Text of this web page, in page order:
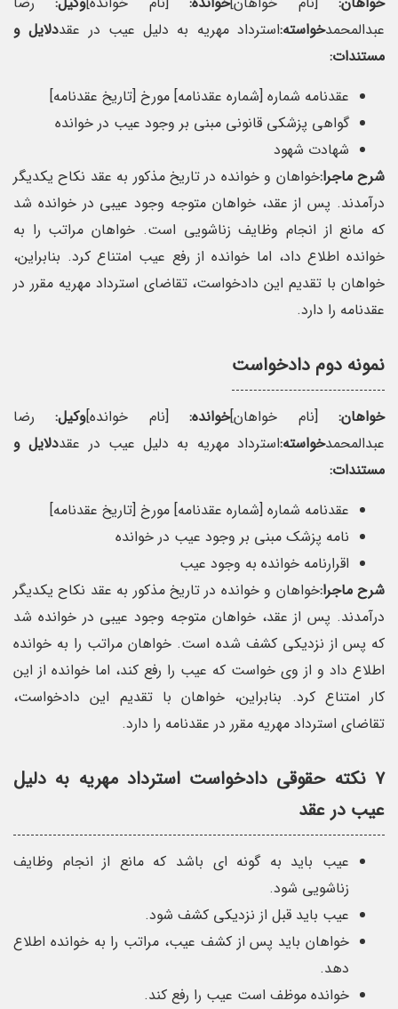
عبدالمحمدخواسته:استرداد مهریه به دلیل عیب در عقددلایل و
مستندات:
عقدنامه شماره [شماره عقدنامه] مورخ [تاریخ عقدنامه]
گواهی پزشکی قانونی مبنی بر وجود عیب در خوانده
شهادت شهود
شرح ماجرا:خواهان و خوانده در تاریخ مذکور به عقد نکاح یکدیگر
درآمدند. پس از عقد، خواهان متوجه وجود عیبی در خوانده شد
که مانع از انجام وظایف زناشویی است. خواهان مراتب را به
خوانده اطلاع داد، اما خوانده از رفع عیب امتناع کرد. بنابراین،
خواهان با تقدیم این دادخواست، تقاضای استرداد مهریه مقرر در
عقدنامه را دارد.
نمونه دوم دادخواست
خواهان:[نام خواهان]خوانده:[نام خوانده]وکیل:رضا
عبدالمحمدخواسته:استرداد مهریه به دلیل عیب در عقددلایل و
مستندات:
عقدنامه شماره [شماره عقدنامه] مورخ [تاریخ عقدنامه]
نامه پزشک مبنی بر وجود عیب در خوانده
اقرارنامه خوانده به وجود عیب
شرح ماجرا:خواهان و خوانده در تاریخ مذکور به عقد نکاح یکدیگر
درآمدند. پس از عقد، خواهان متوجه وجود عیبی در خوانده شد
که پس از نزدیکی کشف شده است. خواهان مراتب را به خوانده
اطلاع داد و از وی خواست که عیب را رفع کند، اما خوانده از این
کار امتناع کرد. بنابراین، خواهان با تقدیم این دادخواست،
تقاضای استرداد مهریه مقرر در عقدنامه را دارد.
۷ نکته حقوقی دادخواست استرداد مهریه به دلیل
عیب در عقد
عیب باید به گونه ای باشد که مانع از انجام وظایف
زناشویی شود.
عیب باید قبل از نزدیکی کشف شود.
خواهان باید پس از کشف عیب، مراتب را به خوانده اطلاع
دهد.
خوانده موظف است عیب را رفع کند.